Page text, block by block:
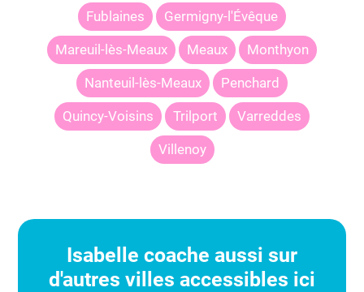
Fublaines Germigny-l'Évêque
Mareuil-lès-Meaux Meaux Monthyon
Nanteuil-lès-Meaux Penchard
Quincy-Voisins Trilport Varreddes
Villenoy
Isabelle coache aussi sur
d'autres villes accessibles ici